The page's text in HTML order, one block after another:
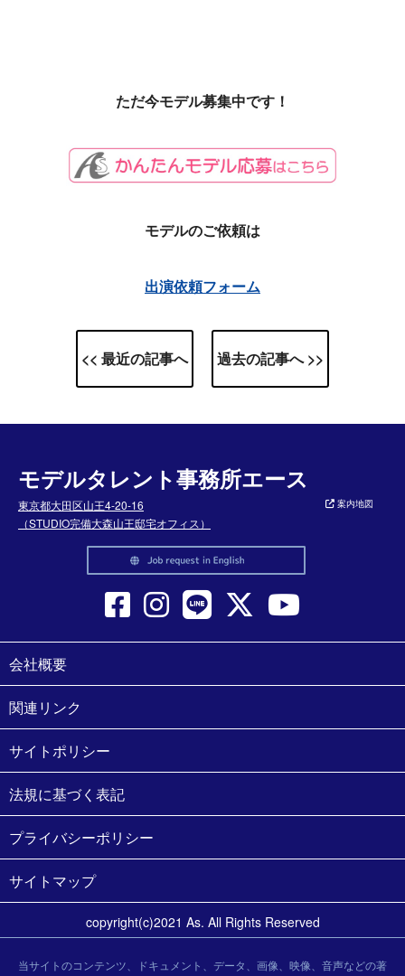
ただ今モデル募集中です！
モデルのご依頼は
出演依頼フォーム
<< 最近の記事へ 過去の記事へ >>
モデルタレント事務所エース
東京都大田区山王4-20-16
（STUDIO完備大森山王邸宅オフィス）
案内地図
会社概要
関連リンク
サイトポリシー
法規に基づく表記
プライバシーポリシー
サイトマップ
copyright(c)2021 As. All Rights Reserved
当サイトのコンテンツ、ドキュメント、データ、画像、映像、音声などの著